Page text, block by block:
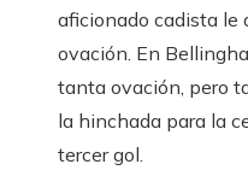
aficionado cadista le
ovación. En
tanta ovación, pero
la hinchada para la
tercer gol.